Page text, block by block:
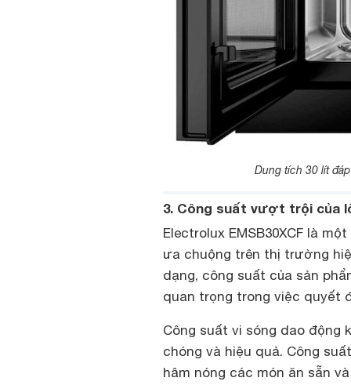
Dung tích 30 lít
3. Công suất vượt trội của
Electrolux EMSB30XCF là
ưa chuộng trên thị trường
dạng, công suất của sản
quan trọng trong việc quyết
Công suất vi sóng dao động
chóng và hiệu quả. Công
hâm nóng các món ăn sẵn